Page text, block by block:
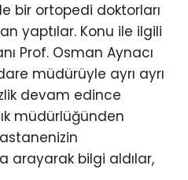
bir ortopedi doktorları
yaptılar. Konu ile ilgili
Prof. Osman Aynacı
müdürüyle ayrı ayrı
devam edince
müdürlüğünden
arayarak bilgi aldılar,